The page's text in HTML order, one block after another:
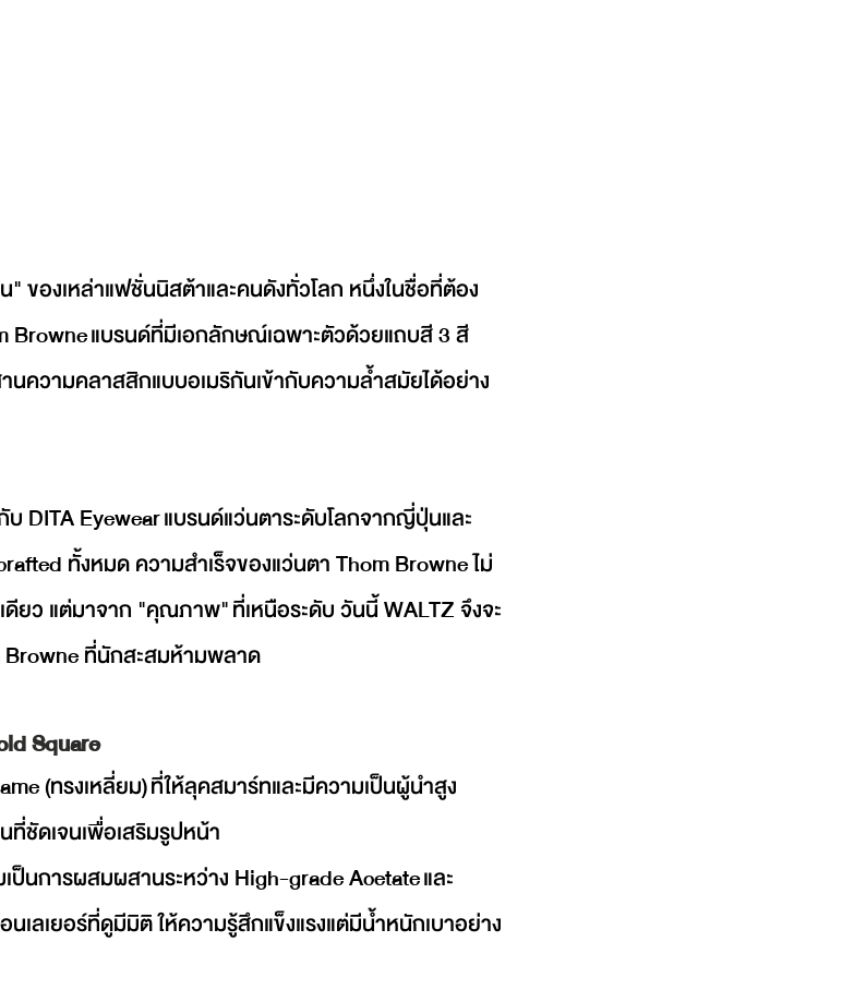
ของเหล่าแฟชั่นนิสต้าและคนดังทั่วโลก หนึ่งในชื่อที่ต้อง
แบรนด์ที่มีเอกลักษณ์เฉพาะตัวด้วยแถบสี 3 สี
นความคลาสสิกแบบอเมริกันเข้ากับความล้ำสมัยได้อย่าง
DITA Eyewear แบรนด์แว่นตาระดับโลกจากญี่ปุ่นและ
ทั้งหมด ความสำเร็จของแว่นตา Thom Browne ไม่
ยว แต่มาจาก "คุณภาพ" ที่เหนือระดับ วันนี้ WALTZ จึงจะ
Browne ที่นักสะสมห้ามพลาด
Square
(ทรงเหลี่ยม) ที่ให้ลุคสมาร์ทและมีความเป็นผู้นำสูง
ที่ชัดเจนเพื่อเสริมรูปหน้า
ป็นการผสมผสานระหว่าง High-grade Acetate และ
นเลเยอร์ที่ดูมีมิติ ให้ความรู้สึกแข็งแรงแต่มีน้ำหนักเบาอย่าง